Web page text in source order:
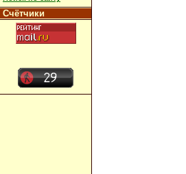
Счётчики